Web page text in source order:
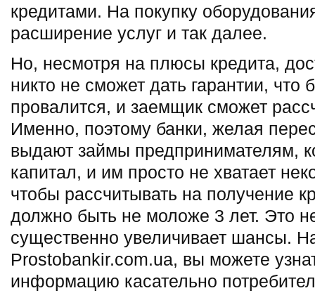
кредитами. На покупку
расширение услуг и так далее.
Но, несмотря на плюсы кредита,
никто не сможет дать гарантии, что
провалится, и заемщик сможет
Именно, поэтому банки, желая
выдают займы предпринимателям,
капитал, и им просто не хватает
чтобы рассчитывать на получение
должно быть не моложе 3 лет. Это
существенно увеличивает шансы.
Prostobankir.com.ua, вы можете
информацию касательно